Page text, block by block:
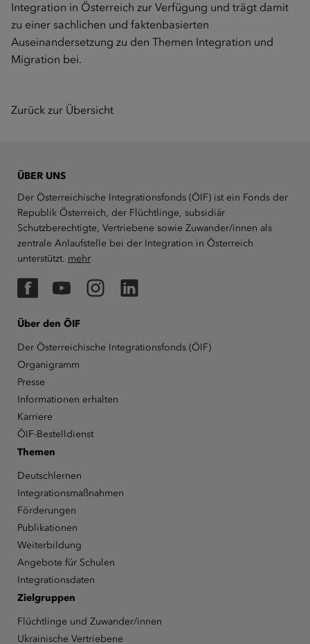
Integration in Österreich zur Verfügung und trägt damit
zu einer sachlichen und faktenbasierten
Auseinandersetzung zu den Themen Integration und
Migration bei.
Zurück zur Übersicht
ÜBER UNS
Der Österreichische Integrationsfonds (ÖIF) ist ein Fonds der
Republik Österreich, der Flüchtlinge, subsidiär
Schutzberechtigte, Vertriebene sowie Zuwander/innen als
zentrale Anlaufstelle bei der Integration in Österreich
unterstützt. mehr
FacebookYouTubeInstagramLinkedIn
Über den ÖIF
Der Österreichische Integrationsfonds (ÖIF)
Organigramm
Presse
Informationen erhalten
Karriere
ÖIF-Bestelldienst
Themen
Deutschlernen
Integrationsmaßnahmen
Förderungen
Publikationen
Weiterbildung
Angebote für Schulen
Integrationsdaten
Zielgruppen
Flüchtlinge und Zuwander/innen
Ukrainische Vertriebene